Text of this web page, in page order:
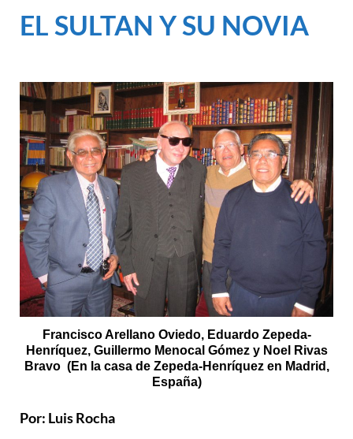
EL SULTAN Y SU NOVIA
Francisco Arellano Oviedo, Eduardo Zepeda-
Henríquez, Guillermo Menocal Gómez y Noel Rivas
Bravo (En la casa de Zepeda-Henríquez en Madrid,
España)
Por: Luis Rocha